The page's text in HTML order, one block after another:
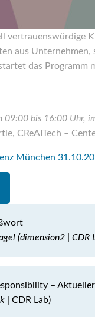
vertrauenswürdige
aus
das Programm
bis 16:00 Uhr,
CReAITech –
München
(dimension2 | CDR
–
| CDR Lab)